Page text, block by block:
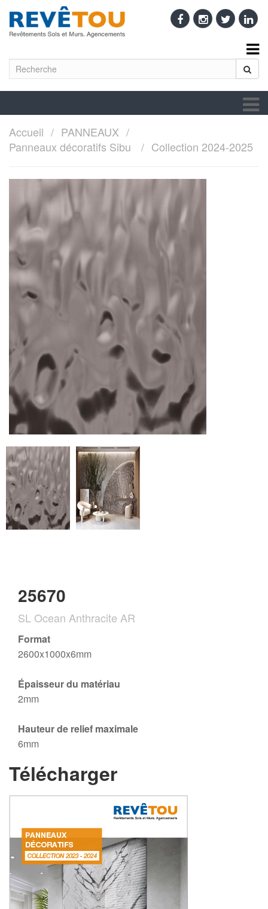
Accueil
PANNEAUX
Panneaux décoratifs Sibu
Collection 2024-2025
25670
SL Ocean Anthracite AR
Format
2600x1000x6mm
Épaisseur du matériau
2mm
Hauteur de relief maximale
6mm
Télécharger